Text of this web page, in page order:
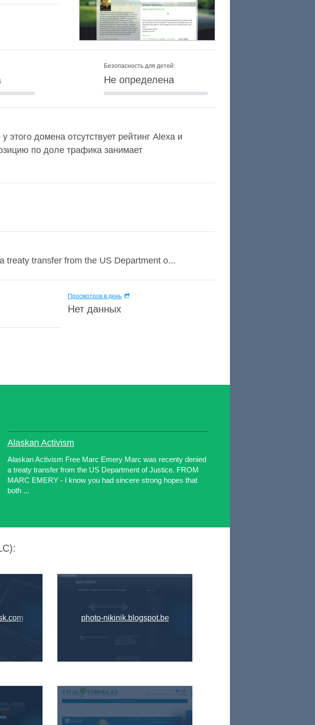
Безопасность для детей:
Не определена
домена отсутствует рейтинг Alexa и
по доле трафика занимает
treaty transfer from the US Department o...
Просмотров в день
Нет данных
Alaskan Activism
Alaskan Activism Free Marc Emery Marc was recenty denied
a treaty transfer from the US Department of Justice. FROM
MARC EMERY - I know you had sincere strong hopes that
both ...
photo-nikinik.blogspot.be